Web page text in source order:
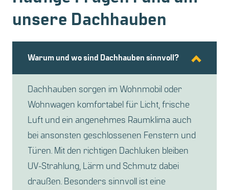
unsere Dachhauben
Warum und wo sind Dachhauben sinnvoll?
Dachhauben sorgen im Wohnmobil oder
Wohnwagen komfortabel für Licht, frische
Luft und ein angenehmes Raumklima auch
bei ansonsten geschlossenen Fenstern und
Türen. Mit den richtigen Dachluken bleiben
UV-Strahlung, Lärm und Schmutz dabei
draußen. Besonders sinnvoll ist eine